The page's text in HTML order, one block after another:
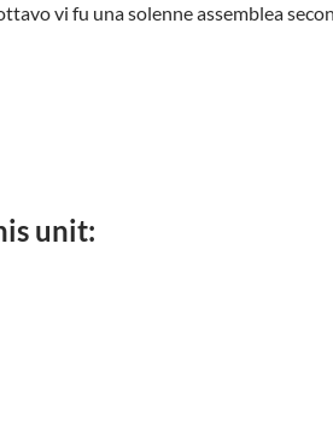
vi fu una solenne assemblea
unit: